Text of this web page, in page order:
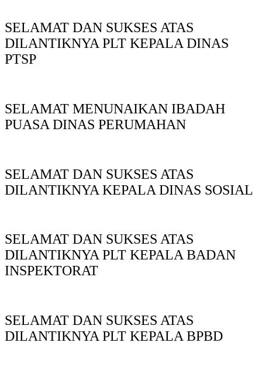
SELAMAT DAN SUKSES ATAS
DILANTIKNYA PLT KEPALA DINAS
PTSP
SELAMAT MENUNAIKAN IBADAH
PUASA DINAS PERUMAHAN
SELAMAT DAN SUKSES ATAS
DILANTIKNYA KEPALA DINAS SOSIAL
SELAMAT DAN SUKSES ATAS
DILANTIKNYA PLT KEPALA BADAN
INSPEKTORAT
SELAMAT DAN SUKSES ATAS
DILANTIKNYA PLT KEPALA BPBD